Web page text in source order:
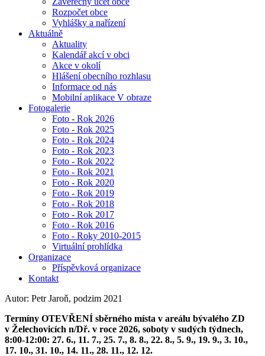
Rozpočet obce
Vyhlášky a nařízení
Aktuálně
Aktuality
Kalendář akcí v obci
Akce v okolí
Hlášení obecního rozhlasu
Informace od nás
Mobilní aplikace V obraze
Fotogalerie
Foto - Rok 2026
Foto - Rok 2025
Foto - Rok 2024
Foto - Rok 2023
Foto - Rok 2022
Foto - Rok 2021
Foto - Rok 2020
Foto - Rok 2019
Foto - Rok 2018
Foto - Rok 2017
Foto - Rok 2016
Foto - Roky 2010-2015
Virtuální prohlídka
Organizace
Příspěvková organizace
Kontakt
Autor: Petr Jaroň, podzim 2021
Termíny OTEVŘENÍ sběrného místa v areálu bývalého ZD
v Želechovicích n/Dř. v roce 2026, soboty v sudých týdnech,
8:00-12:00: 27. 6., 11. 7., 25. 7., 8. 8., 22. 8., 5. 9., 19. 9., 3. 10.,
17. 10., 31. 10., 14. 11., 28. 11., 12. 12.